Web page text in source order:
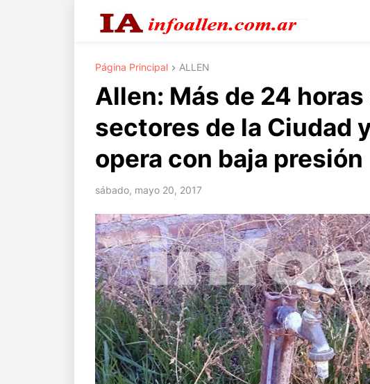
Página Principal ALLEN
Allen: Más de 24
sectores de la Ciudad
opera con baja presión
sábado, mayo 20, 2017